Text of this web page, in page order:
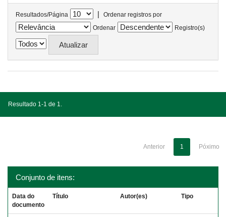
Resultados/Página |
Ordenar registros por
Ordenar
Registro(s)
Resultado 1-1 de 1.
Anterior 1 Póximo
Conjunto de itens:
Data do
documento
Título Autor(es) Tipo